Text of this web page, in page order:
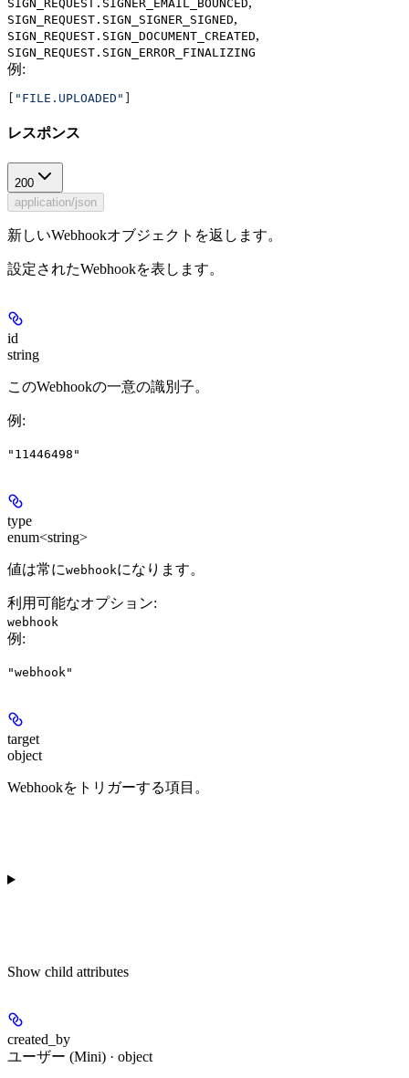
SIGN_REQUEST.SIGNER_EMAIL_BOUNCED
SIGN_REQUEST.SIGN_SIGNER_SIGNED,
SIGN_REQUEST.SIGN_DOCUMENT_CREATED,
SIGN_REQUEST.SIGN_ERROR_FINALIZING
例 :
"FILE.UPLOADED"
レスポンス
200
application/json
新しいWebhookオブジェクトを返します。
設定されたWebhookを表します。
id
string
このWebhookの一意の識別子。
例 :
"11446498"
type
enum<string>
値は常にwebhookになります。
利用可能なオプション:
webhook
例 :
"webhook"
target
object
Webhookをトリガーする項目。
Show child attributes
created_by
ユーザー (Mini) · object